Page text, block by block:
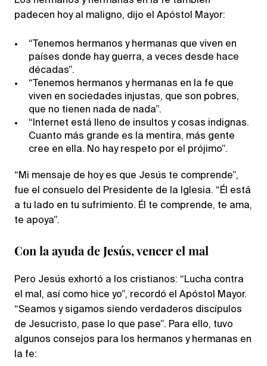
padecen hoy al maligno, dijo el Apóstol Mayor:
“Tenemos hermanos y hermanas que viven en
países donde hay guerra, a veces desde hace
décadas”.
“Tenemos hermanos y hermanas en la fe que
viven en sociedades injustas, que son pobres,
que no tienen nada de nada”.
“Internet está lleno de insultos y cosas indignas.
Cuanto más grande es la mentira, más gente
cree en ella. No hay respeto por el prójimo”.
“Mi mensaje de hoy es que Jesús te comprende”,
fue el consuelo del Presidente de la Iglesia. “Él está
a tu lado en tu sufrimiento. Él te comprende, te ama,
te apoya”.
Con la ayuda de Jesús, vencer el mal
Pero Jesús exhortó a los cristianos: “Lucha contra
el mal, así como hice yo”, recordó el Apóstol Mayor.
“Seamos y sigamos siendo verdaderos discípulos
de Jesucristo, pase lo que pase”. Para ello, tuvo
algunos consejos para los hermanos y hermanas en
la fe: